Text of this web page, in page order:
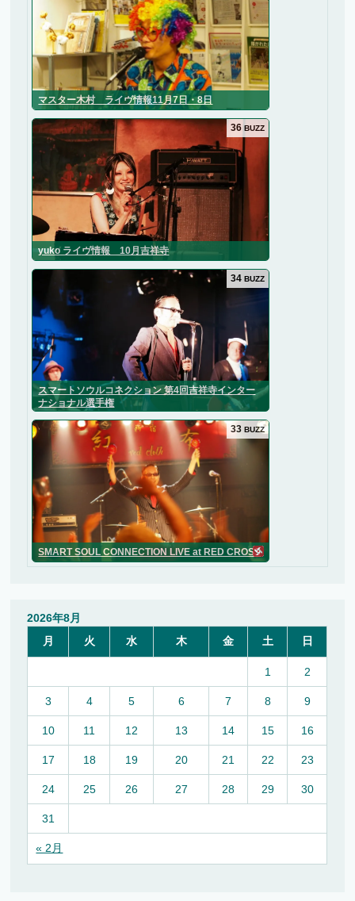
マスター木村 ライヴ情報11月7日・8日
yuko ライヴ情報 10月吉祥寺
36 BUZZ
スマートソウルコネクション 第4回吉祥寺インター
ナショナル選手権
34 BUZZ
SMART SOUL CONNECTION LIVE at RED CROSS
33 BUZZ
2026年8月
月
火 水 木 金 土 日
« 2月
1 2
3 4 5 6 7 8 9
10 11 12 13 14 15 16
17 18 19 20 21 22 23
24 25 26 27 28 29 30
31